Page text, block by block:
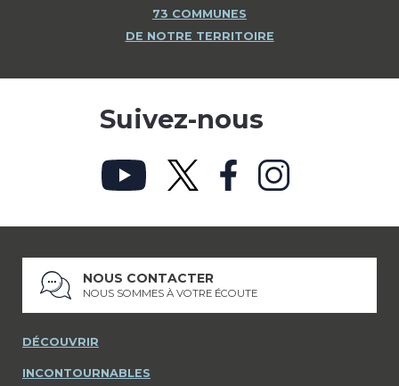
73 COMMUNES
DE NOTRE TERRITOIRE
Suivez-nous
NOUS CONTACTER
NOUS SOMMES À VOTRE ÉCOUTE
DÉCOUVRIR
INCONTOURNABLES